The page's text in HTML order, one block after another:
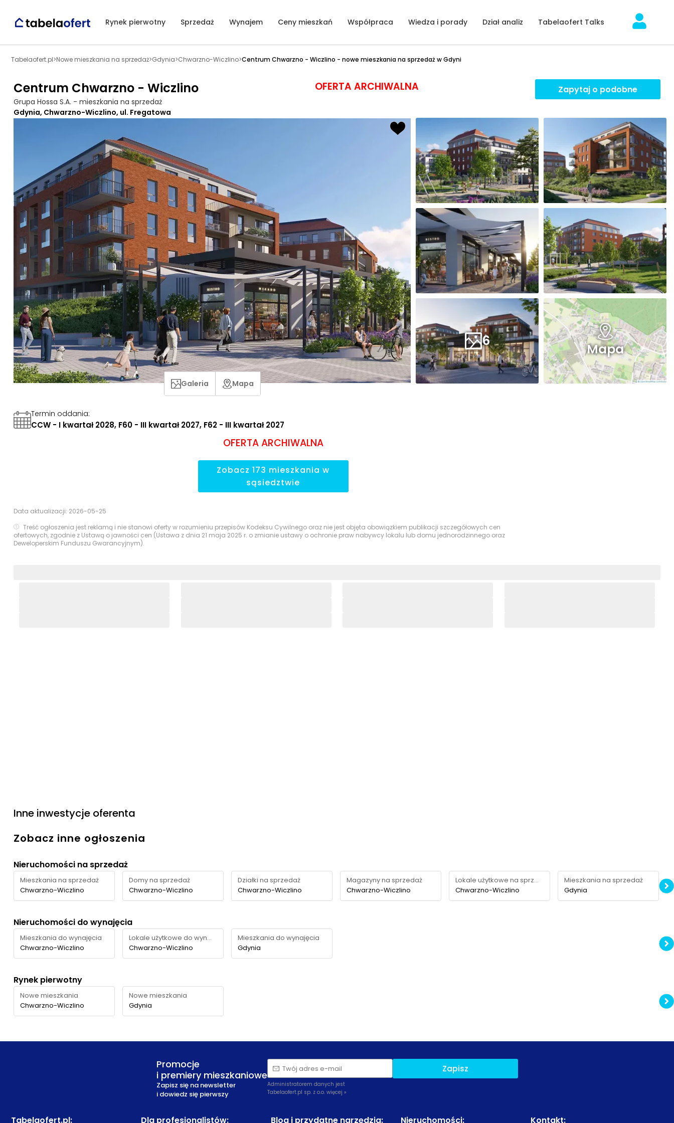
Rynek pierwotny Sprzedaż Wynajem Ceny mieszkań Współpraca Wiedza i porady Dział analiz Tabelaofert Talks
Tabelaofert.pl>Nowe mieszkania na sprzedaż>Gdynia>Chwarzno-Wiczlino>Centrum Chwarzno - Wiczlino - nowe mieszkania na sprzedaż w Gdyni
Centrum Chwarzno - Wiczlino
Grupa Hossa S.A. - mieszkania na sprzedaż
OFERTA ARCHIWALNA Zapytaj o podobne
Gdynia, Chwarzno-Wiczlino, ul. Fregatowa
6 Mapa
Galeria Mapa
Termin oddania:
CCW - I kwartał 2028, F60 - III kwartał 2027, F62 - III kwartał 2027
OFERTA ARCHIWALNA
Zobacz 173 mieszkania w
sąsiedztwie
Data aktualizacji: 2026-05-25
Treść ogłoszenia jest reklamą i nie stanowi oferty w rozumieniu przepisów Kodeksu Cywilnego oraz nie jest objęta obowiązkiem publikacji szczegółowych cen
ofertowych, zgodnie z Ustawą o jawności cen (Ustawa z dnia 21 maja 2025 r. o zmianie ustawy o ochronie praw nabywcy lokalu lub domu jednorodzinnego oraz
Deweloperskim Funduszu Gwarancyjnym).
Inne inwestycje oferenta
Zobacz inne ogłoszenia
Nieruchomości na sprzedaż
Mieszkania na sprzedaż
Chwarzno-Wiczlino
Domy na sprzedaż
Chwarzno-Wiczlino
Działki na sprzedaż
Chwarzno-Wiczlino
Magazyny na sprzedaż
Chwarzno-Wiczlino
Lokale użytkowe na sprzedaż
Chwarzno-Wiczlino
Mieszkania na sprzedaż
Gdynia
Nieruchomości do wynajęcia
Mieszkania do wynajęcia
Chwarzno-Wiczlino
Lokale użytkowe do wynajęcia
Chwarzno-Wiczlino
Mieszkania do wynajęcia
Gdynia
Rynek pierwotny
Nowe mieszkania
Chwarzno-Wiczlino
Nowe mieszkania
Gdynia
Promocje
i premiery mieszkaniowe
Zapisz się na newsletter
i dowiedz się pierwszy
Twój adres e-mail
Administratorem danych jest
Tabelaofert.pl sp. z o.o. więcej »
Zapisz
Tabelaofert.pl: Dla profesjonalistów: Blog i przydatne narzędzia: Nieruchomości: Kontakt: